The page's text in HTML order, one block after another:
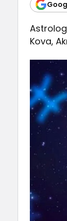
Astrolog
Kova,